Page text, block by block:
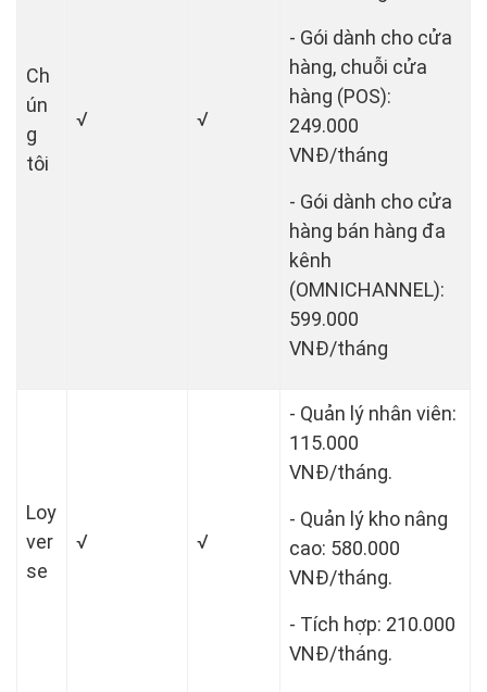
Ch
ún
g
tôi
√ √
- Gói dành cho cửa
hàng, chuỗi cửa
hàng (POS):
249.000
VNĐ/tháng
- Gói dành cho cửa
hàng bán hàng đa
kênh
(OMNICHANNEL):
599.000
VNĐ/tháng
Loy
ver
se
√ √
- Quản lý nhân viên:
115.000
VNĐ/tháng.
- Quản lý kho nâng
cao: 580.000
VNĐ/tháng.
- Tích hợp: 210.000
VNĐ/tháng.